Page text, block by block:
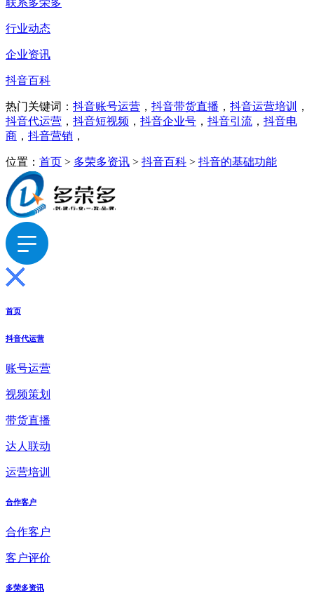
联系多荣多
行业动态
企业资讯
抖音百科
热门关键词： 抖音账号运营 ， 抖音带货直播 ， 抖音运营培训
，
抖音代运营 ， 抖音短视频 ， 抖音企业号 ， 抖音引流 ， 抖音电
商 ， 抖音营销 ，
位置： 首页 > 多荣多资讯 > 抖音百科 > 抖音的基础功能
首页
抖音代运营
账号运营
视频策划
带货直播
达人联动
运营培训
合作客户
合作客户
客户评价
多荣多资讯